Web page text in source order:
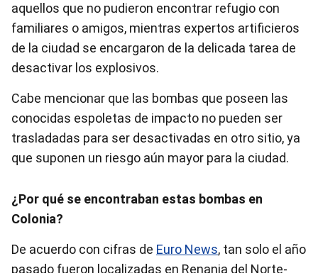
aquellos que no pudieron encontrar refugio con
familiares o amigos, mientras expertos artificieros
de la ciudad se encargaron de la delicada tarea de
desactivar los explosivos.
Cabe mencionar que las bombas que poseen las
conocidas espoletas de impacto no pueden ser
trasladadas para ser desactivadas en otro sitio, ya
que suponen un riesgo aún mayor para la ciudad.
¿Por qué se encontraban estas bombas en
Colonia?
De acuerdo con cifras de Euro News, tan solo el año
pasado fueron localizadas en Renania del Norte-